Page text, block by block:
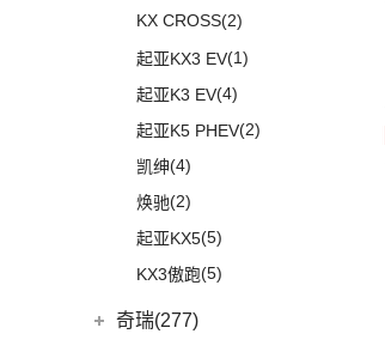
KX CROSS(2)
起亚KX3 EV(1)
起亚K3 EV(4)
起亚K5 PHEV(2)
凯绅(4)
焕驰(2)
起亚KX5(5)
KX3傲跑(5)
奇瑞(277)